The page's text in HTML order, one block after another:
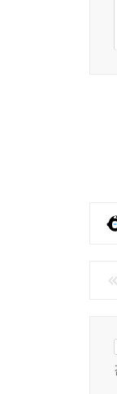
다
유
이
못
안
학
강
내